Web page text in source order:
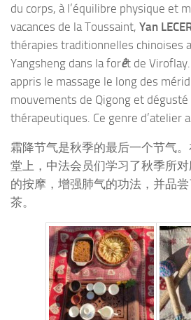
du corps, à l’équilibre physique et
vacances de la Toussaint, Yan
thérapies traditionnelles chinoises
Yangsheng dans la forêt de
appris le massage le long des
mouvements de Qigong et
thérapeutiques. Ce genre d’atelier
霜降节气是秋季的最后一个节气
堂上，中法会员们学习了秋季所
的按摩，增强肺气的功法，并品
茶。